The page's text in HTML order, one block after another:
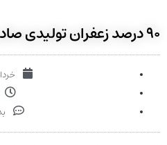
۹۰ درصد زعفران تولیدی صادر می‌شود
خرداد